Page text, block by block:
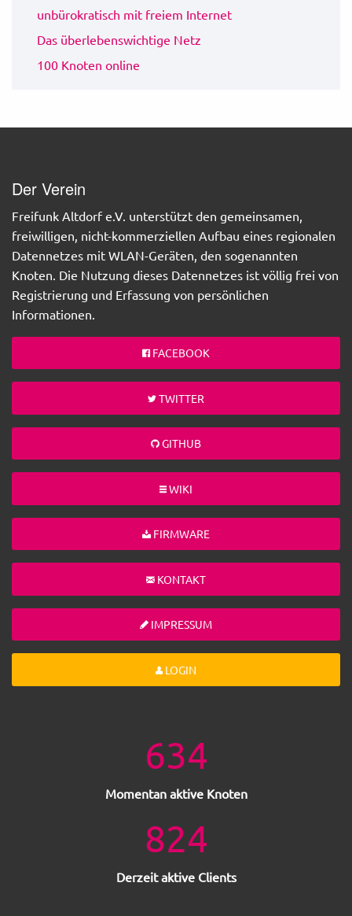
unbürokratisch mit freiem Internet
Das überlebenswichtige Netz
100 Knoten online
Der Verein
Freifunk Altdorf e.V. unterstützt den gemeinsamen,
freiwilligen, nicht-kommerziellen Aufbau eines regionalen
Datennetzes mit WLAN-Geräten, den sogenannten
Knoten. Die Nutzung dieses Datennetzes ist völlig frei von
Registrierung und Erfassung von persönlichen
Informationen.
FACEBOOK
TWITTER
GITHUB
WIKI
FIRMWARE
KONTAKT
IMPRESSUM
LOGIN
634
Momentan aktive Knoten
824
Derzeit aktive Clients